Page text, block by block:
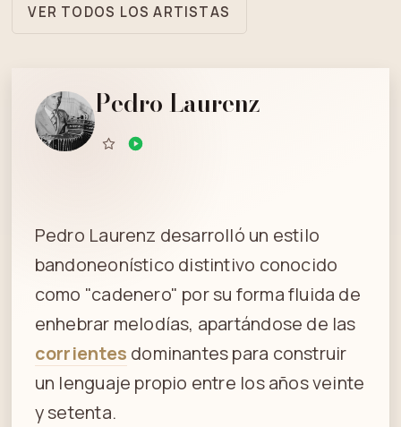
VER TODOS LOS ARTISTAS
Pedro Laurenz
Pedro Laurenz desarrolló un estilo
bandoneonístico distintivo conocido
como "cadenero" por su forma fluida de
enhebrar melodías, apartándose de las
corrientes dominantes para construir
un lenguaje propio entre los años veinte
y setenta.